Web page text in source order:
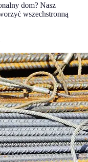
dom? Nasz
wszechstronną